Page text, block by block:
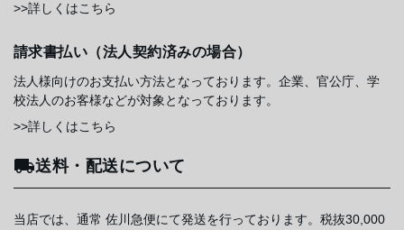
>>詳しくはこちら
請求書払い（法人契約済みの場合）
法人様向けのお支払い方法となっております。企業、官公庁、学
校法人のお客様などが対象となっております。
>>詳しくはこちら
送料・配送について
当店では、通常 佐川急便にて発送を行っております。税抜30,000